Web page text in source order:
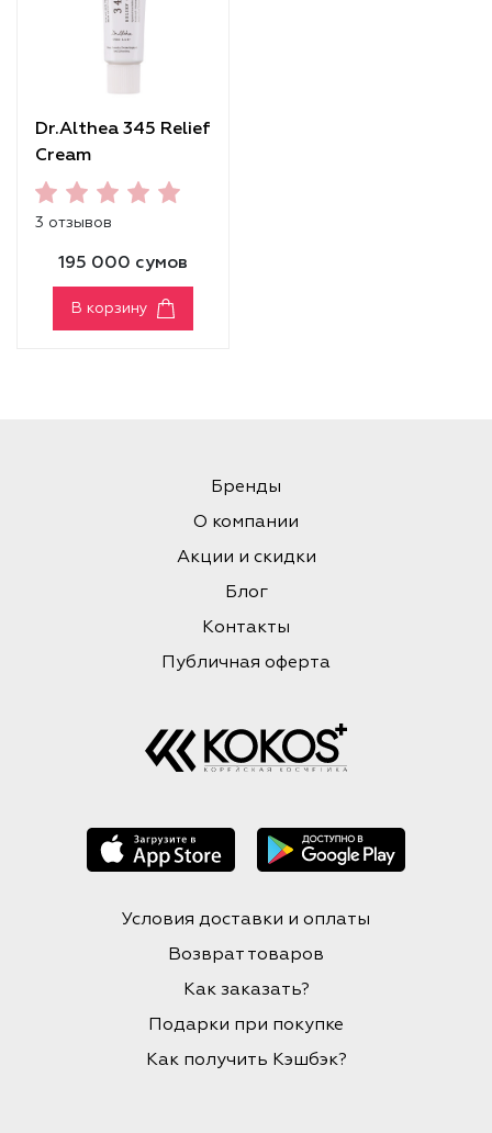
Dr.Althea 345 Relief
Cream
3 отзывов
195 000 сумов
В корзину
Бренды
О компании
Акции и скидки
Блог
Контакты
Публичная оферта
Условия доставки и оплаты
Возврат товаров
Как заказать?
Подарки при покупке
Как получить Кэшбэк?